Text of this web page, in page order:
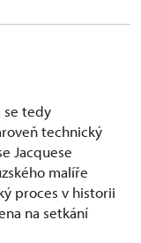
se tedy
technický
Jacquese
malíře
proces v historii
na setkání